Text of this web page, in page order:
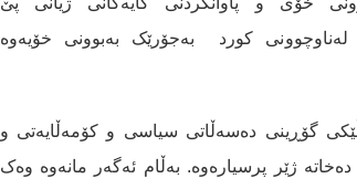
کورد بەجۆرێک بەبوونی خۆیەوە
گۆڕینی دەسەڵاتی سیاسی و کۆمەڵایەتی و
ژێر پرسیارەوە. بەڵام ئەگەر مانەوە وەک